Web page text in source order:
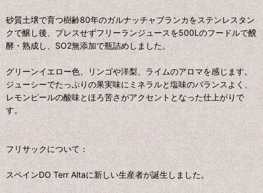
砂質土壌で育つ樹齢80年のガルナッチャブランカをステンレスタン
クで醸し後、プレスせずフリーランジュースを500Lのフードルで醗
酵・熟成し、SO2無添加で瓶詰めしました。
グリーンイエロー色、リンゴや洋梨、ライムのアロマを感じます。
ジューシーでたっぷりの果実味にミネラルと塩味のバランスよく、
レモンピールの酸味とほろ苦さがアクセントとなった仕上がりで
す。
フリサックについて：
スペインDO Terr Altaに新しい生産者が誕生しました。